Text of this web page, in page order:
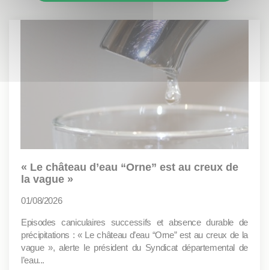
« Le château d’eau “Orne” est au creux de
la vague »
01/08/2026
Episodes caniculaires successifs et absence durable de
précipitations : « Le château d’eau “Orne” est au creux de la
vague », alerte le président du Syndicat départemental de
l’eau...